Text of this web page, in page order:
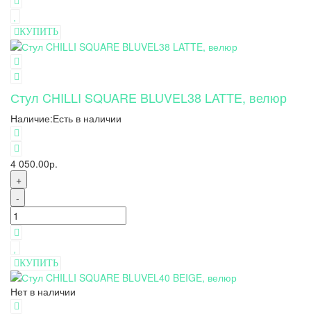
КУПИТЬ
Стул CHILLI SQUARE BLUVEL38 LATTE, велюр
Наличие:Есть в наличии
4 050.00р.
+
-
КУПИТЬ
Нет в наличии